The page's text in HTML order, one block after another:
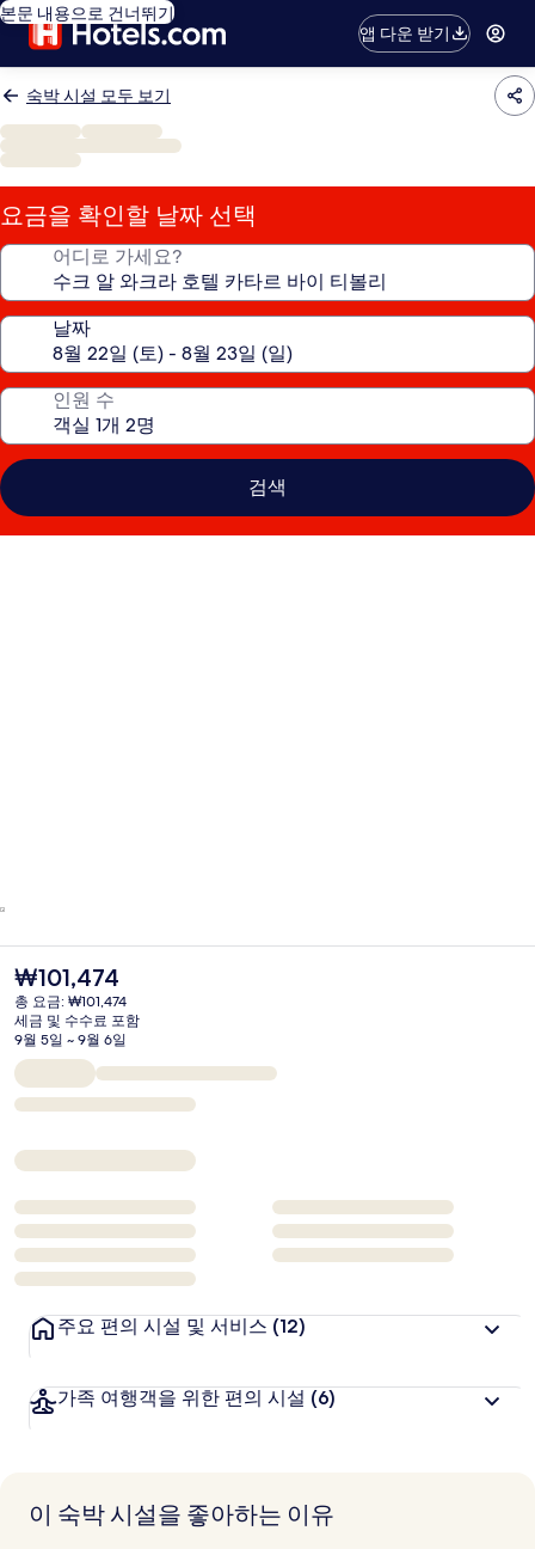
본문 내용으로 건너뛰기
앱 다운 받기
숙박 시설 모두 보기
요금을 확인할 날짜 선택
어디로 가세요?
날짜
인원 수
검색
현
재
가
격
은
₩101,474
₩101,474
총 요금: ₩101,474
세금 및 수수료 포함
9월 5일 ~ 9월 6일
주요 편의 시설 및 서비스 (12)
가족 여행객을 위한 편의 시설 (6)
이 숙박 시설을 좋아하는 이유